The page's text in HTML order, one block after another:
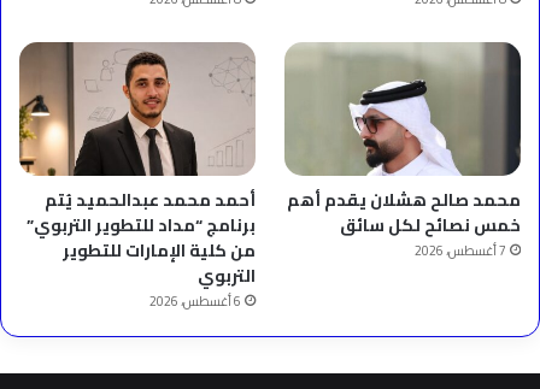
محمد صالح هشلان يقدم أهم
خمس نصائح لكل سائق
7 أغسطس، 2026
أحمد محمد عبدالحميد يُتم
برنامج “مداد للتطوير التربوي”
من كلية الإمارات للتطوير
التربوي
6 أغسطس، 2026